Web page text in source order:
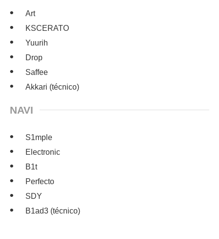
Art
KSCERATO
Yuurih
Drop
Saffee
Akkari (técnico)
NAVI
S1mple
Electronic
B1t
Perfecto
SDY
B1ad3 (técnico)